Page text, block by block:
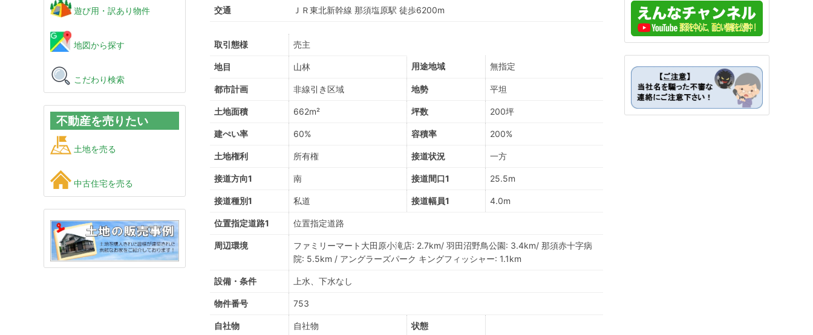
交通 ＪＲ東北新幹線 那須塩原駅 徒歩6200m
取引態様 売主
地目 山林 用途地域 無指定
都市計画 非線引き区域 地勢 平坦
土地面積 662m² 坪数 200坪
建ぺい率 60% 容積率 200%
土地権利 所有権 接道状況 一方
接道方向1 南 接道間口1 25.5m
接道種別1 私道 接道幅員1 4.0m
位置指定道路1 位置指定道路
周辺環境
ファミリーマート大田原小滝店: 2.7km/ 羽田沼野鳥公園: 3.4km/ 那須赤十字病
院: 5.5km / アングラーズパーク キングフィッシャー: 1.1km
設備・条件 上水、下水なし
物件番号 753
自社物 自社物 状態
遊び用・訳あり物件
地図から探す
こだわり検索
不動産を売りたい
土地を売る
中古住宅を売る